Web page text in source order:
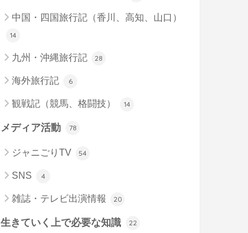
中国・四国旅行記（香川、高知、山口）
14
九州・沖縄旅行記 28
海外旅行記 6
観戦記（競馬、格闘技） 14
メディア活動 78
ジャニごりTV 54
SNS 4
雑誌・テレビ出演情報 20
生きていく上で必要な知識 22